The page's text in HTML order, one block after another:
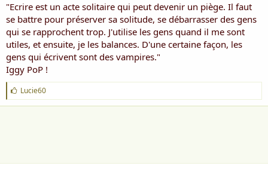
"Ecrire est un acte solitaire qui peut devenir un piège. Il faut
se battre pour préserver sa solitude, se débarrasser des gens
qui se rapprochent trop. J'utilise les gens quand il me sont
utiles, et ensuite, je les balances. D'une certaine façon, les
gens qui écrivent sont des vampires."
Iggy PoP !
J
'
a
Lucie60